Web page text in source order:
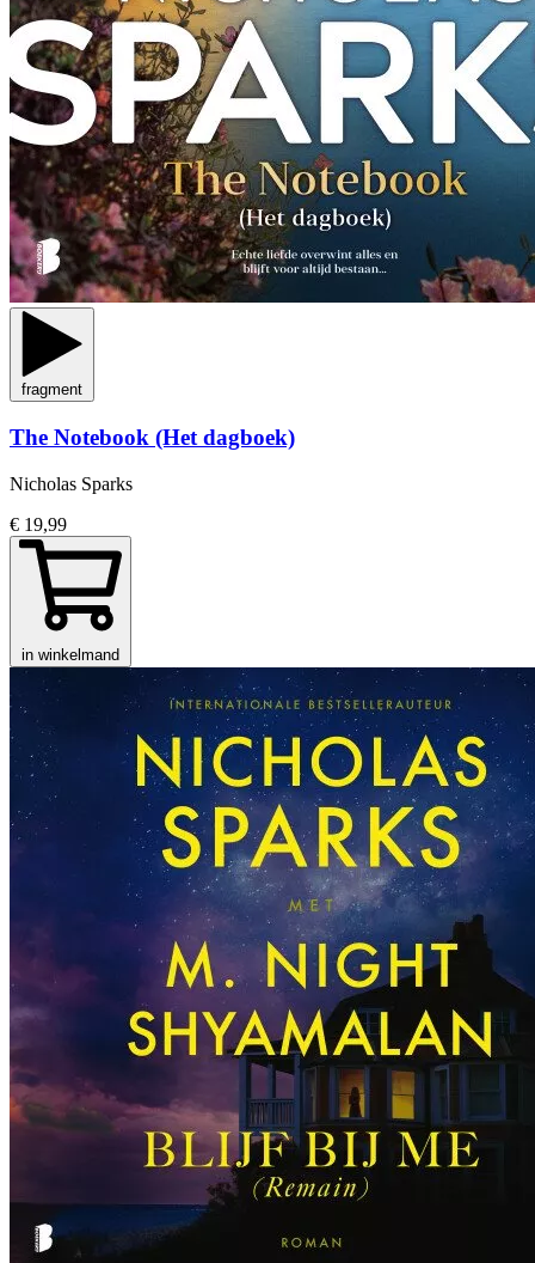
fragment
The Notebook (Het dagboek)
Nicholas Sparks
€ 19,99
in winkelmand